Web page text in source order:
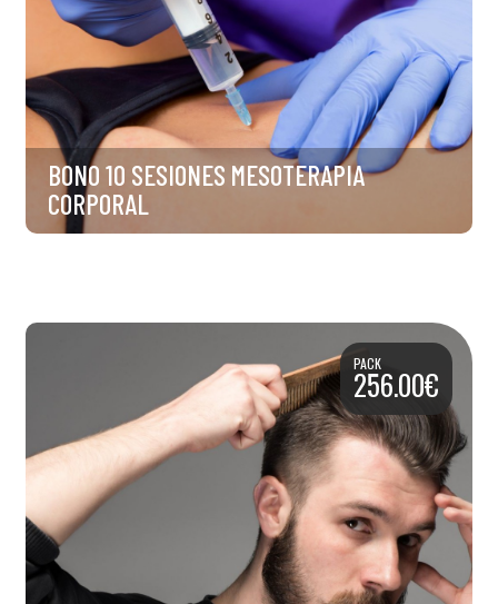
BONO 10 SESIONES MESOTERAPIA
CORPORAL
PACK
256.00€